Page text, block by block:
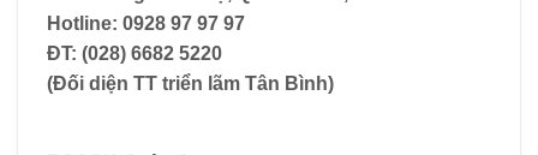
Hotline: 0928 97 97 97
ĐT: (028) 6682 5220
(Đối diện TT triển lãm Tân Bình)